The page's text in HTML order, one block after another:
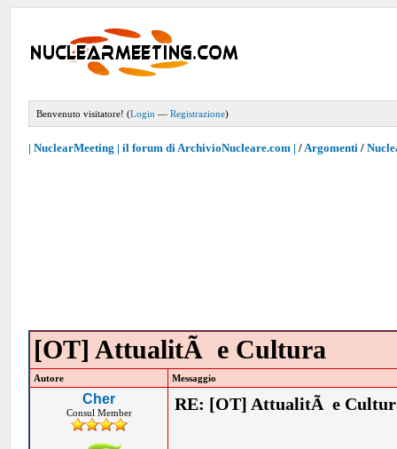
Benvenuto visitatore! (Login —Registrazione)
| NuclearMeeting | il forum di ArchivioNucleare.com | /Argomenti /
[OT] AttualitÃ e Cultura
Autore Messaggio
Cher
Consul Member RE: [OT] AttualitÃ e